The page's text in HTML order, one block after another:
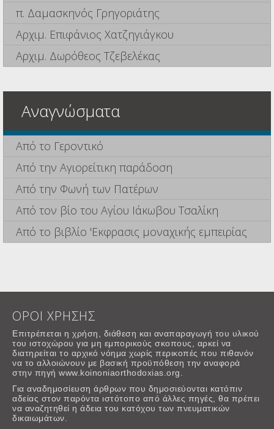
π. Δαμασκηνός Γρηγοριάτης
Αρχιμ. Επιφάνιος Χατζηγιάγκου
Αρχιμ. Δωρόθεος Τζεβελέκας
Αναγνώσματα
Από το Γεροντικό
Από την Αγιορείτικη παράδοση
Από την Φωνή των Πατέρων
Από τον βίο του Αγίου Ιάκωβου Τσαλίκη
Από το βιβλίο 'Εκφρασις μοναχικής εμπειρίας
ΟΡΟΙ ΧΡΗΣΗΣ
Επιτρέπεται η χρήση, διάθεση και αναπαραγωγή του υλικού
του ιστοχώρου για μη εμπορικούς σκοπους, αρκεί να
διατηρείται το αρχικό νόημα χωρίς περικοπές που πιθανόν
να το αλλοιώνουν με βασική προϋπόθεση την αναφορά
στην πηγή www.koinoniaorthodoxias.org.
Για αναδημοσίευση άρθρων που δημοσιεύονται κατόπιν
αδείας στον παρόντα ιστότοπο από άλλες πηγές, θα πρέπει
να αναζητηθεί η άδεια του κατόχου των πνευματικών
δικαιωμάτων.